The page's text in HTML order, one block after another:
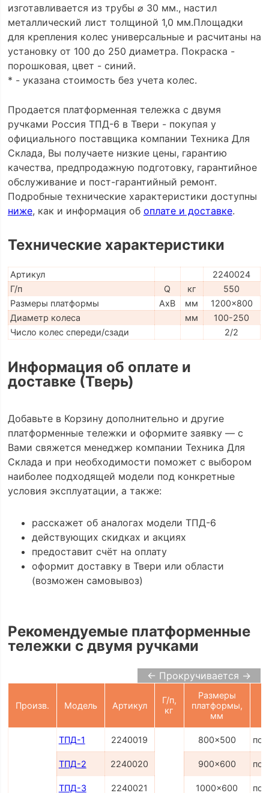
изготавливается из трубы ⌀ 30 мм., настил
металлический лист толщиной 1,0 мм.Площадки
для крепления колес универсальные и расчитаны на
установку от 100 до 250 диаметра. Покраска -
порошковая, цвет - синий.
* - указана стоимость без учета колес.
Продается платформенная тележка с двумя
ручками Россия ТПД-6 в Твери - покупая у
официального поставщика компании Техника Для
Склада, Вы получаете низкие цены, гарантию
качества, предпродажную подготовку, гарантийное
обслуживание и пост-гарантийный ремонт.
Подробные технические характеристики доступны
ниже, как и информация об оплате и доставке.
Технические характеристики
Артикул
2240024
Г/п
Q кг
550
Размеры платформы
AxB мм
1200x800
Диаметр колеса
мм
100-250
Число колес спереди/сзади
2/2
Информация об оплате и
доставке (Тверь)
Добавьте в Корзину дополнительно и другие
платформенные тележки и оформите заявку — с
Вами свяжется менеджер компании Техника Для
Склада и при необходимости поможет с выбором
наиболее подходящей модели под конкретные
условия эксплуатации, а также:
расскажет об аналогах модели ТПД-6
действующих скидках и акциях
предоставит счёт на оплату
оформит доставку в Твери или области
(возможен самовывоз)
Рекомендуемые платформенные
тележки с двумя ручками
← Прокручивается →
Произв. Модель Артикул
Г/п,
кг
Размеры
платформы,
мм
ТПД-1 2240019 800x500 по
ТПД-2 2240020 900x600 по
ТПД-3 2240021 1000x600 по